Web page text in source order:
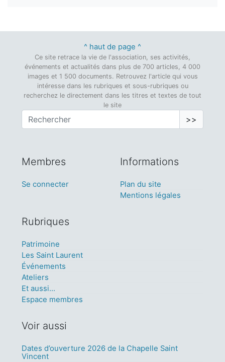
^ haut de page ^
Ce site retrace la vie de l'association, ses activités,
événements et actualités dans plus de 700 articles, 4 000
images et 1 500 documents. Retrouvez l'article qui vous
intéresse dans les rubriques et sous-rubriques ou
recherchez le directement dans les titres et textes de tout
le site
>>
Membres
Se connecter
Informations
Plan du site
Mentions légales
Rubriques
Patrimoine
Les Saint Laurent
Événements
Ateliers
Et aussi...
Espace membres
Voir aussi
Dates d’ouverture 2026 de la Chapelle Saint
Vincent